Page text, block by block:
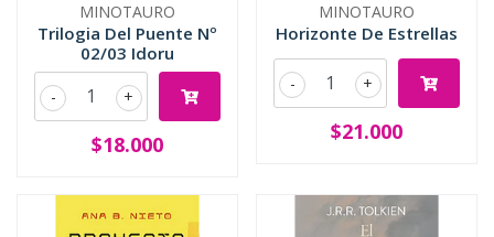
MINOTAURO
Trilogia Del Puente Nº
02/03 Idoru
+
-
$18.000
MINOTAURO
Horizonte De Estrellas
+
-
$21.000